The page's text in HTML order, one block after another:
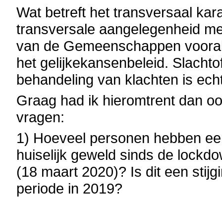
Wat betreft het transversaal
transversale aangelegenheid
van de Gemeenschappen
het gelijkekansenbeleid.
behandeling van klachten is
Graag had ik hieromtrent dan
vragen:
1) Hoeveel personen hebben
huiselijk geweld sinds de
(18 maart 2020)? Is dit een
periode in 2019?